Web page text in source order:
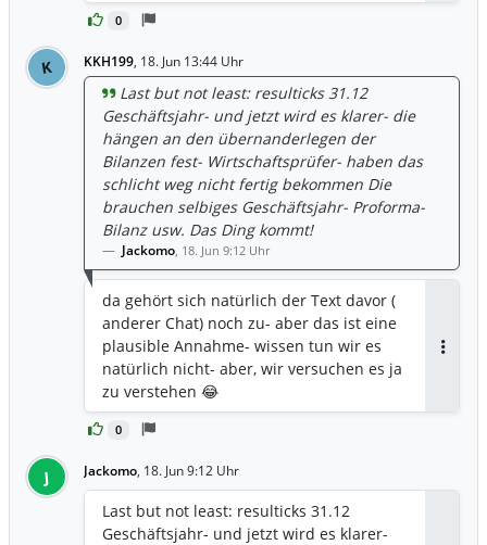
0
K KKH199, 18. Jun 13:44 Uhr
0
Last but not least: resulticks 31.12
Geschäftsjahr- und jetzt wird es klarer- die
hängen an den übernanderlegen der
Bilanzen fest- Wirtschaftsprüfer- haben das
schlicht weg nicht fertig bekommen Die
brauchen selbiges Geschäftsjahr- Proforma-
Bilanz usw. Das Ding kommt!
Jackomo, 18. Jun 9:12 Uhr
da gehört sich natürlich der Text davor (
anderer Chat) noch zu- aber das ist eine
plausible Annahme- wissen tun wir es
natürlich nicht- aber, wir versuchen es ja
zu verstehen 😂
J Jackomo, 18. Jun 9:12 Uhr
Last but not least: resulticks 31.12
Geschäftsjahr- und jetzt wird es klarer-